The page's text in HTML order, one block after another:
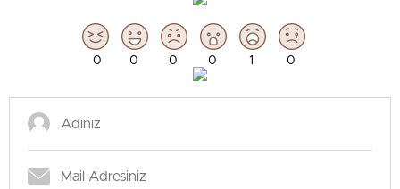
0 0 0 0 1 0